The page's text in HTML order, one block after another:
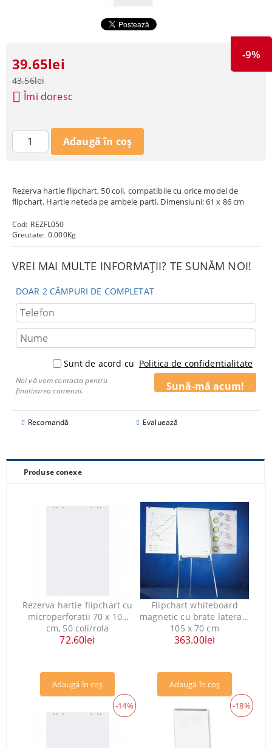
Rezerva hartie flipchart, 50 coli, compatibile cu orice model de
flipchart. Hartie neteda pe ambele parti. Dimensiuni: 61 x 86 cm
Cod: REZFL050
Greutate: 0.000Kg
VREI MAI MULTE INFORMAȚII? TE SUNĂM NOI!
DOAR 2 CÂMPURI DE COMPLETAT
Sunt de acord cu Politica de confidentialitate
Noi vă vom contacta pentru
finalizarea comenzii.
Recomandă Evaluează
-9%
39.65lei
43.56lei
Îmi doresc
Produse conexe
Rezerva hartie flipchart cu
microperforatii 70 x 100
cm, 50 coli/rola
72.60lei
Flipchart whiteboard
magnetic cu brate laterale
105 x 70 cm
363.00lei
-14% -18%